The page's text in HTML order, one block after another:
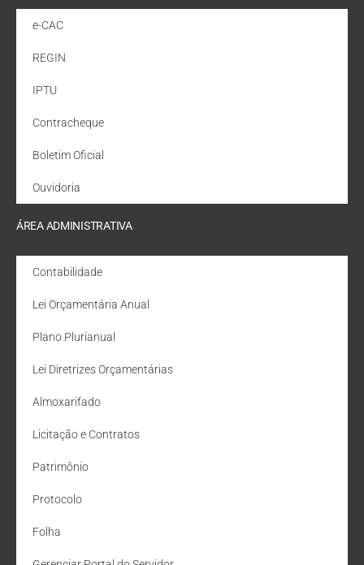
e-CAC
REGIN
IPTU
Contracheque
Boletim Oficial
Ouvidoria
ÁREA ADMINISTRATIVA
Contabilidade
Lei Orçamentária Anual
Plano Plurianual
Lei Diretrizes Orçamentárias
Almoxarifado
Licitação e Contratos
Patrimônio
Protocolo
Folha